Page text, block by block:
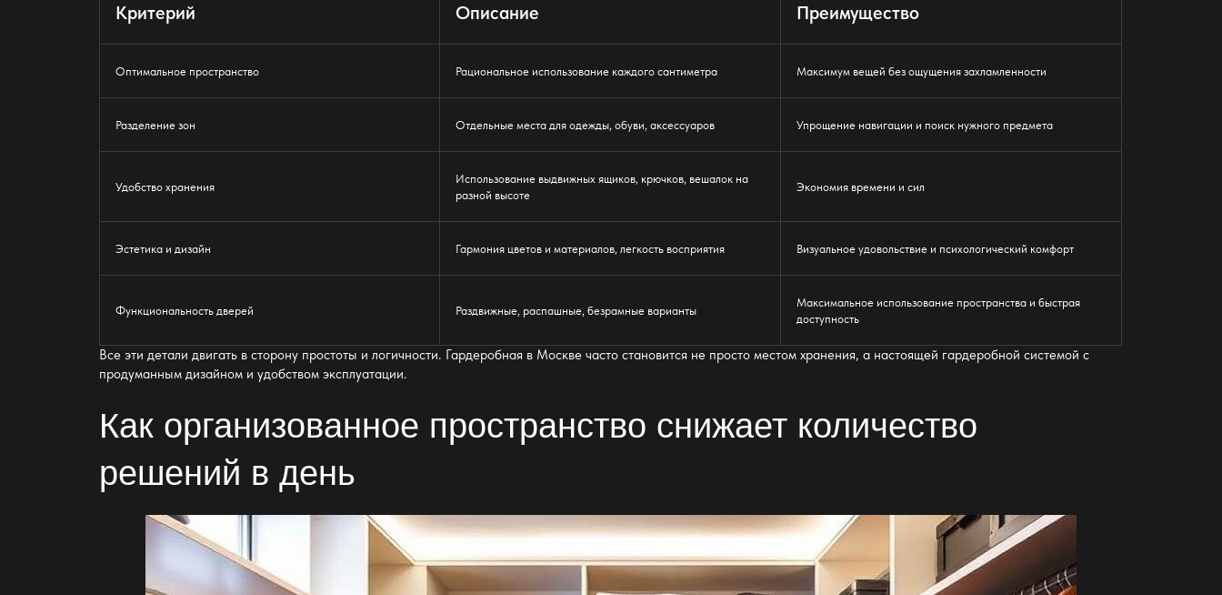
Критерий Описание Преимущество
Оптимальное пространство Рациональное использование каждого сантиметра Максимум вещей без ощущения захламленности
Разделение зон Отдельные места для одежды, обуви, аксессуаров Упрощение навигации и поиск нужного предмета
Удобство хранения
Использование выдвижных ящиков, крючков, вешалок на
разной высоте
Экономия времени и сил
Эстетика и дизайн Гармония цветов и материалов, легкость восприятия Визуальное удовольствие и психологический комфорт
Функциональность дверей Раздвижные, распашные, безрамные варианты
Максимальное использование пространства и быстрая
доступность
Все эти детали двигать в сторону простоты и логичности. Гардеробная в Москве часто становится не просто местом хранения, а настоящей гардеробной системой с
продуманным дизайном и удобством эксплуатации.
Как организованное пространство снижает количество
решений в день